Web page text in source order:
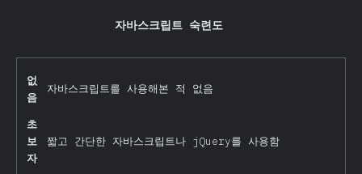
자바스크립트 숙련도
없
음
자바스크립트를 사용해본 적 없음
초
보
자
짧고 간단한 자바스크립트나 jQuery를 사용함